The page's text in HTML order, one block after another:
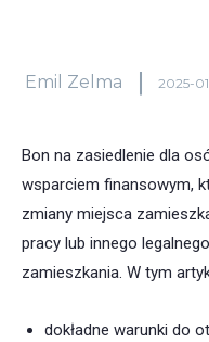
Emil Zelma 2025-
Bon na zasiedlenie dla
wsparciem finansowym,
zmiany miejsca
pracy lub innego
zamieszkania. W tym
dokładne warunki do